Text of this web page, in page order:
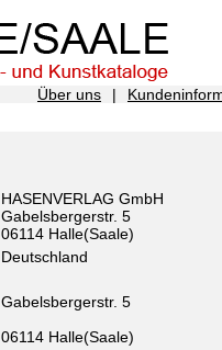
Über uns |
HASENVERLAG GmbH
Gabelsbergerstr. 5
06114 Halle(Saale)
Deutschland
Gabelsbergerstr. 5
06114 Halle(Saale)